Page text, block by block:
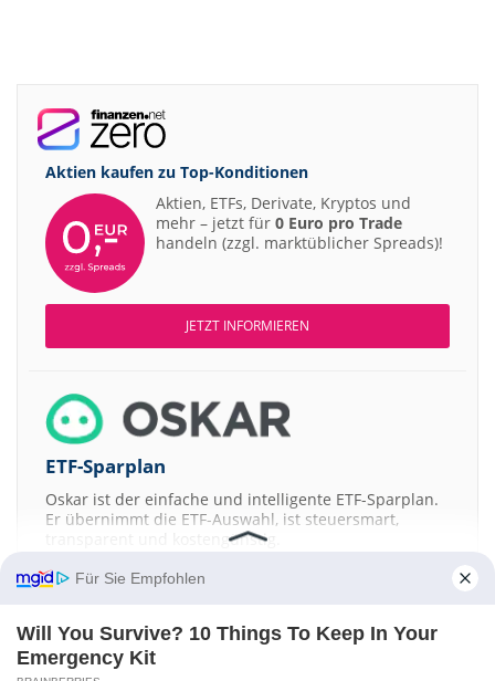
Aktien kaufen zu Top-Konditionen
Aktien, ETFs, Derivate, Kryptos und
mehr – jetzt für 0 Euro pro Trade
handeln (zzgl. marktüblicher Spreads)!
JETZT INFORMIEREN
ETF-Sparplan
Oskar ist der einfache und intelligente ETF-Sparplan.
Er übernimmt die ETF-Auswahl, ist steuersmart,
transparent und kostengünstig.
JETZT MEHR ERFAHREN
Für Sie Empfohlen
Will You Survive? 10 Things To Keep In Your
Emergency Kit